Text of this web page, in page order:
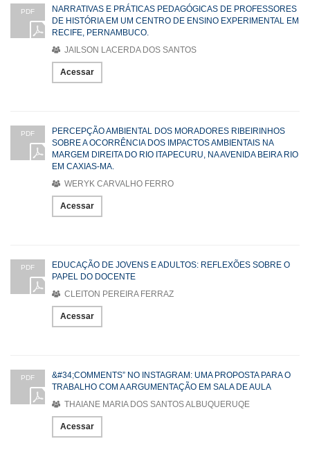
PDF
NARRATIVAS E PRÁTICAS PEDAGÓGICAS DE PROFESSORES
DE HISTÓRIA EM UM CENTRO DE ENSINO EXPERIMENTAL EM
RECIFE, PERNAMBUCO.
JAILSON LACERDA DOS SANTOS
Acessar
PDF
PERCEPÇÃO AMBIENTAL DOS MORADORES RIBEIRINHOS
SOBRE A OCORRÊNCIA DOS IMPACTOS AMBIENTAIS NA
MARGEM DIREITA DO RIO ITAPECURU, NA AVENIDA BEIRA RIO
EM CAXIAS-MA.
WERYK CARVALHO FERRO
Acessar
PDF
EDUCAÇÃO DE JOVENS E ADULTOS: REFLEXÕES SOBRE O
PAPEL DO DOCENTE
CLEITON PEREIRA FERRAZ
Acessar
PDF
&#34;COMMENTS” NO INSTAGRAM: UMA PROPOSTA PARA O
TRABALHO COM A ARGUMENTAÇÃO EM SALA DE AULA
THAIANE MARIA DOS SANTOS ALBUQUERUQE
Acessar